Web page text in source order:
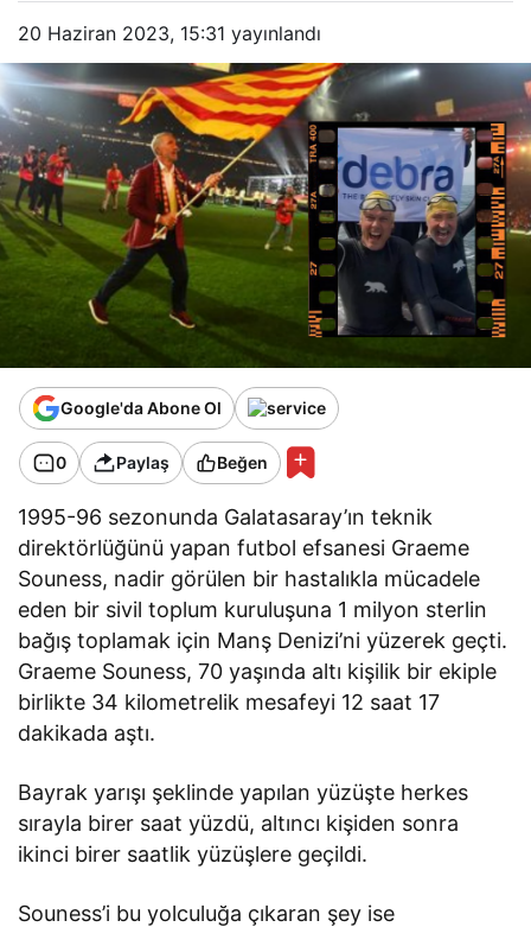
20 Haziran 2023, 15:31 yayınlandı
Google'da Abone Ol
0 Paylaş Beğen
1995-96 sezonunda Galatasaray’ın teknik
direktörlüğünü yapan futbol efsanesi Graeme
Souness, nadir görülen bir hastalıkla mücadele
eden bir sivil toplum kuruluşuna 1 milyon sterlin
bağış toplamak için Manş Denizi’ni yüzerek geçti.
Graeme Souness, 70 yaşında altı kişilik bir ekiple
birlikte 34 kilometrelik mesafeyi 12 saat 17
dakikada aştı.
Bayrak yarışı şeklinde yapılan yüzüşte herkes
sırayla birer saat yüzdü, altıncı kişiden sonra
ikinci birer saatlik yüzüşlere geçildi.
Souness’i bu yolculuğa çıkaran şey ise